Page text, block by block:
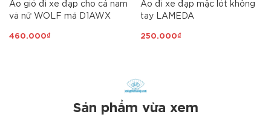
Áo gió đi xe đạp cho cả nam
và nữ WOLF mã D1AWX
460.000₫
Áo đi xe đạp mặc lót không
tay LAMEDA
250.000₫
Sản phẩm vừa xem